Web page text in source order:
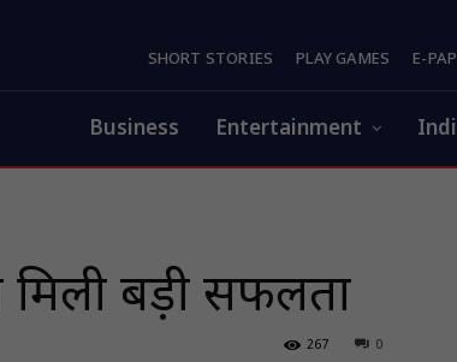
SHORT STORIES PLAY GAMES E-
Business Entertainment
बड़ी सफलता
0
267